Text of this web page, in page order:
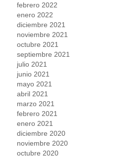
febrero 2022
enero 2022
diciembre 2021
noviembre 2021
octubre 2021
septiembre 2021
julio 2021
junio 2021
mayo 2021
abril 2021
marzo 2021
febrero 2021
enero 2021
diciembre 2020
noviembre 2020
octubre 2020